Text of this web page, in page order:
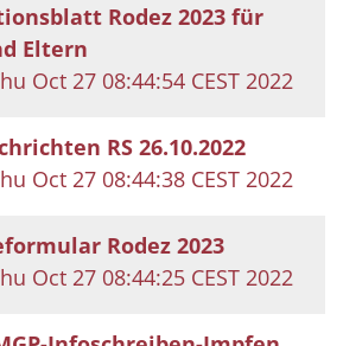
Rodez 2023 für
Eltern
Oct 27 08:44:54 CEST 2022
RS 26.10.2022
Oct 27 08:44:38 CEST 2022
Rodez 2023
Oct 27 08:44:25 CEST 2022